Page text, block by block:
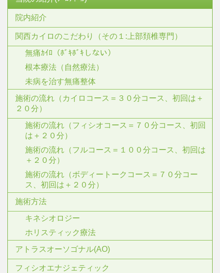
院内紹介
関西カイロのこだわり（その１:上部頚椎専門）
無痛ｶｲﾛ（ﾎﾞｷﾎﾞｷしない）
根本療法（自然療法）
未病を治す無痛整体
施術の流れ（カイロコース＝３０分コース、初回は＋
２０分）
施術の流れ（フィシオコース＝７０分コース、初回
は＋２０分）
施術の流れ（フルコース＝１００分コース、初回は
＋２０分）
施術の流れ（ボディートークコース＝７０分コー
ス、初回は＋２０分）
施術方法
キネシオロジー
ホリスティック療法
アトラスオーソゴナル(AO)
フィシオエナジェティック